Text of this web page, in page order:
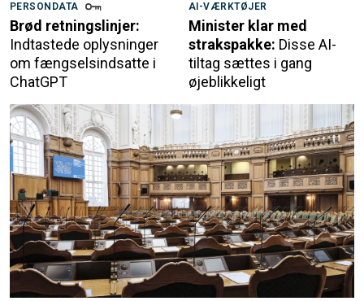
PERSONDATA
Brød retningslinjer:
Indtastede oplysninger
om fængselsindsatte i
ChatGPT
AI-VÆRKTØJER
Minister klar med
strakspakke: Disse AI-
tiltag sættes i gang
øjeblikkeligt